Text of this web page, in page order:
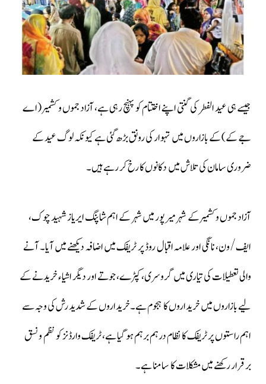
جیسے ہی عید الفطر کی گنتی اپنے اختتام کو پہنچ رہی ہے، آزاد جموں و کشمیر (اے
جے کے) کے بازاروں میں تہوار کی رونق بڑھ گئی ہے کیونکہ لوگ عید کے
ضروری سامان کی تلاش میں دکانوں کا رخ کر رہے ہیں۔
آزاد جموں و کشمیر کے شہر میرپور میں شہر کے اہم شاپنگ ایریاز شہید چوک،
ایف/ون، نانگی اور علامہ اقبال روڈ پر ٹریفک میں اضافہ دیکھنے میں آیا۔ آنے
والی تعطیلات کی تیاری میں گروسری، کپڑے، جوتے اور دیگر اشیاء خریدنے کے
لیے بازاروں میں خریداروں کا ہجوم ہے۔خریداروں کے شدید رش کی وجہ سے
اہم راستوں پر ٹریفک کا نظام درہم برہم ہو گیا ہے، ٹریفک وارڈنز کو نظم و نسق
برقرار رکھنے میں مشکلات کا سامنا ہے۔